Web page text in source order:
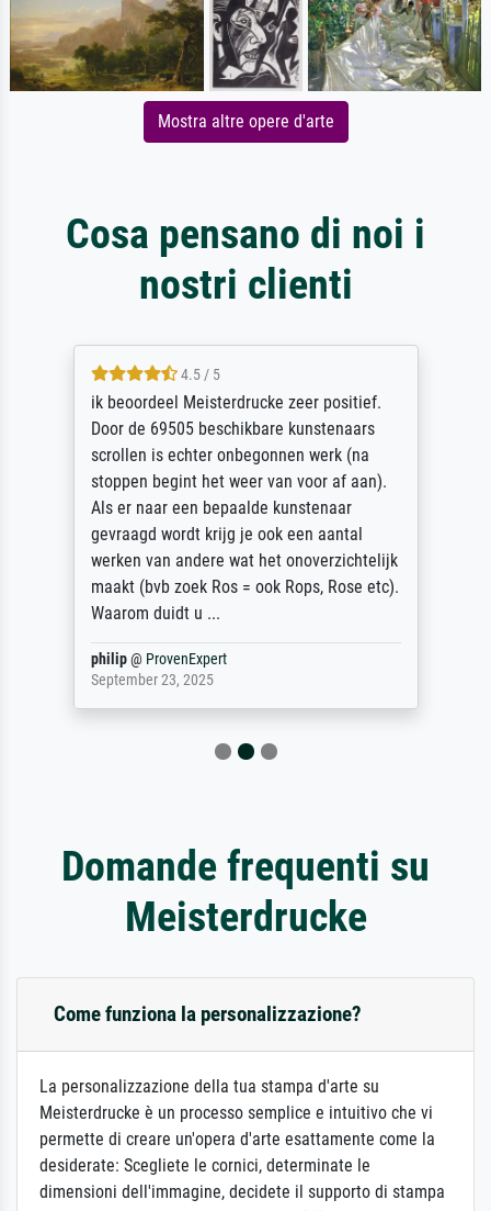
Mostra altre opere d'arte
Cosa pensano di noi i
nostri clienti
4.5 / 5
ik beoordeel Meisterdrucke zeer positief.
Door de 69505 beschikbare kunstenaars
scrollen is echter onbegonnen werk (na
stoppen begint het weer van voor af aan).
Als er naar een bepaalde kunstenaar
gevraagd wordt krijg je ook een aantal
werken van andere wat het onoverzichtelijk
maakt (bvb zoek Ros = ook Rops, Rose etc).
Waarom duidt u ...
philip@ ProvenExpert
September 23, 2025
Domande frequenti su
Meisterdrucke
Come funziona la personalizzazione?
La personalizzazione della tua stampa d'arte su
Meisterdrucke è un processo semplice e intuitivo che vi
permette di creare un'opera d'arte esattamente come la
desiderate: Scegliete le cornici, determinate le
dimensioni dell'immagine, decidete il supporto di stampa